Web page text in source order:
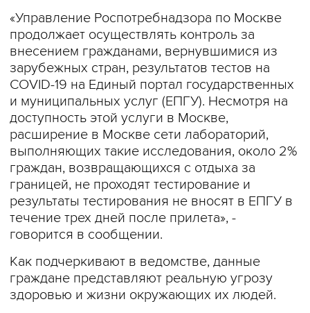
«Управление Роспотребнадзора по Москве
продолжает осуществлять контроль за
внесением гражданами, вернувшимися из
зарубежных стран, результатов тестов на
COVID-19 на Единый портал государственных
и муниципальных услуг (ЕПГУ). Несмотря на
доступность этой услуги в Москве,
расширение в Москве сети лабораторий,
выполняющих такие исследования, около 2%
граждан, возвращающихся с отдыха за
границей, не проходят тестирование и
результаты тестирования не вносят в ЕПГУ в
течение трех дней после прилета», -
говорится в сообщении.
Как подчеркивают в ведомстве, данные
граждане представляют реальную угрозу
здоровью и жизни окружающих их людей.